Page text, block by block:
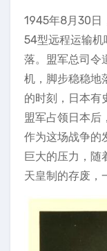
1945年8月30日
54型远程运输机
落。盟军总司令
机，脚步稳稳地
的时刻，日本有
盟军占领日本后
作为这场战争的
巨大的压力，随
天皇制的存废，